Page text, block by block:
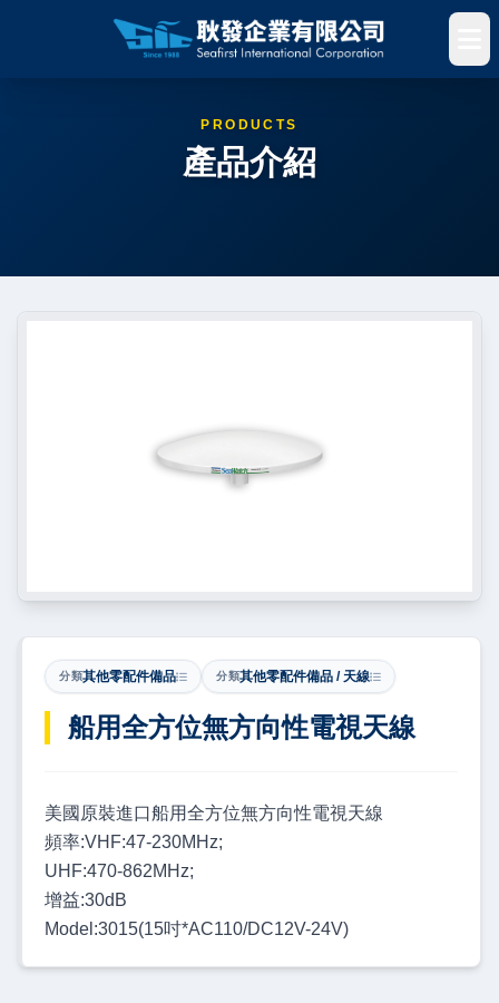
PRODUCTS
產品介紹
分類其他零配件備品 分類其他零配件備品 / 天線
船用全方位無方向性電視天線
美國原裝進口船用全方位無方向性電視天線
頻率:VHF:47-230MHz;
UHF:470-862MHz;
增益:30dB
Model:3015(15吋*AC110/DC12V-24V)